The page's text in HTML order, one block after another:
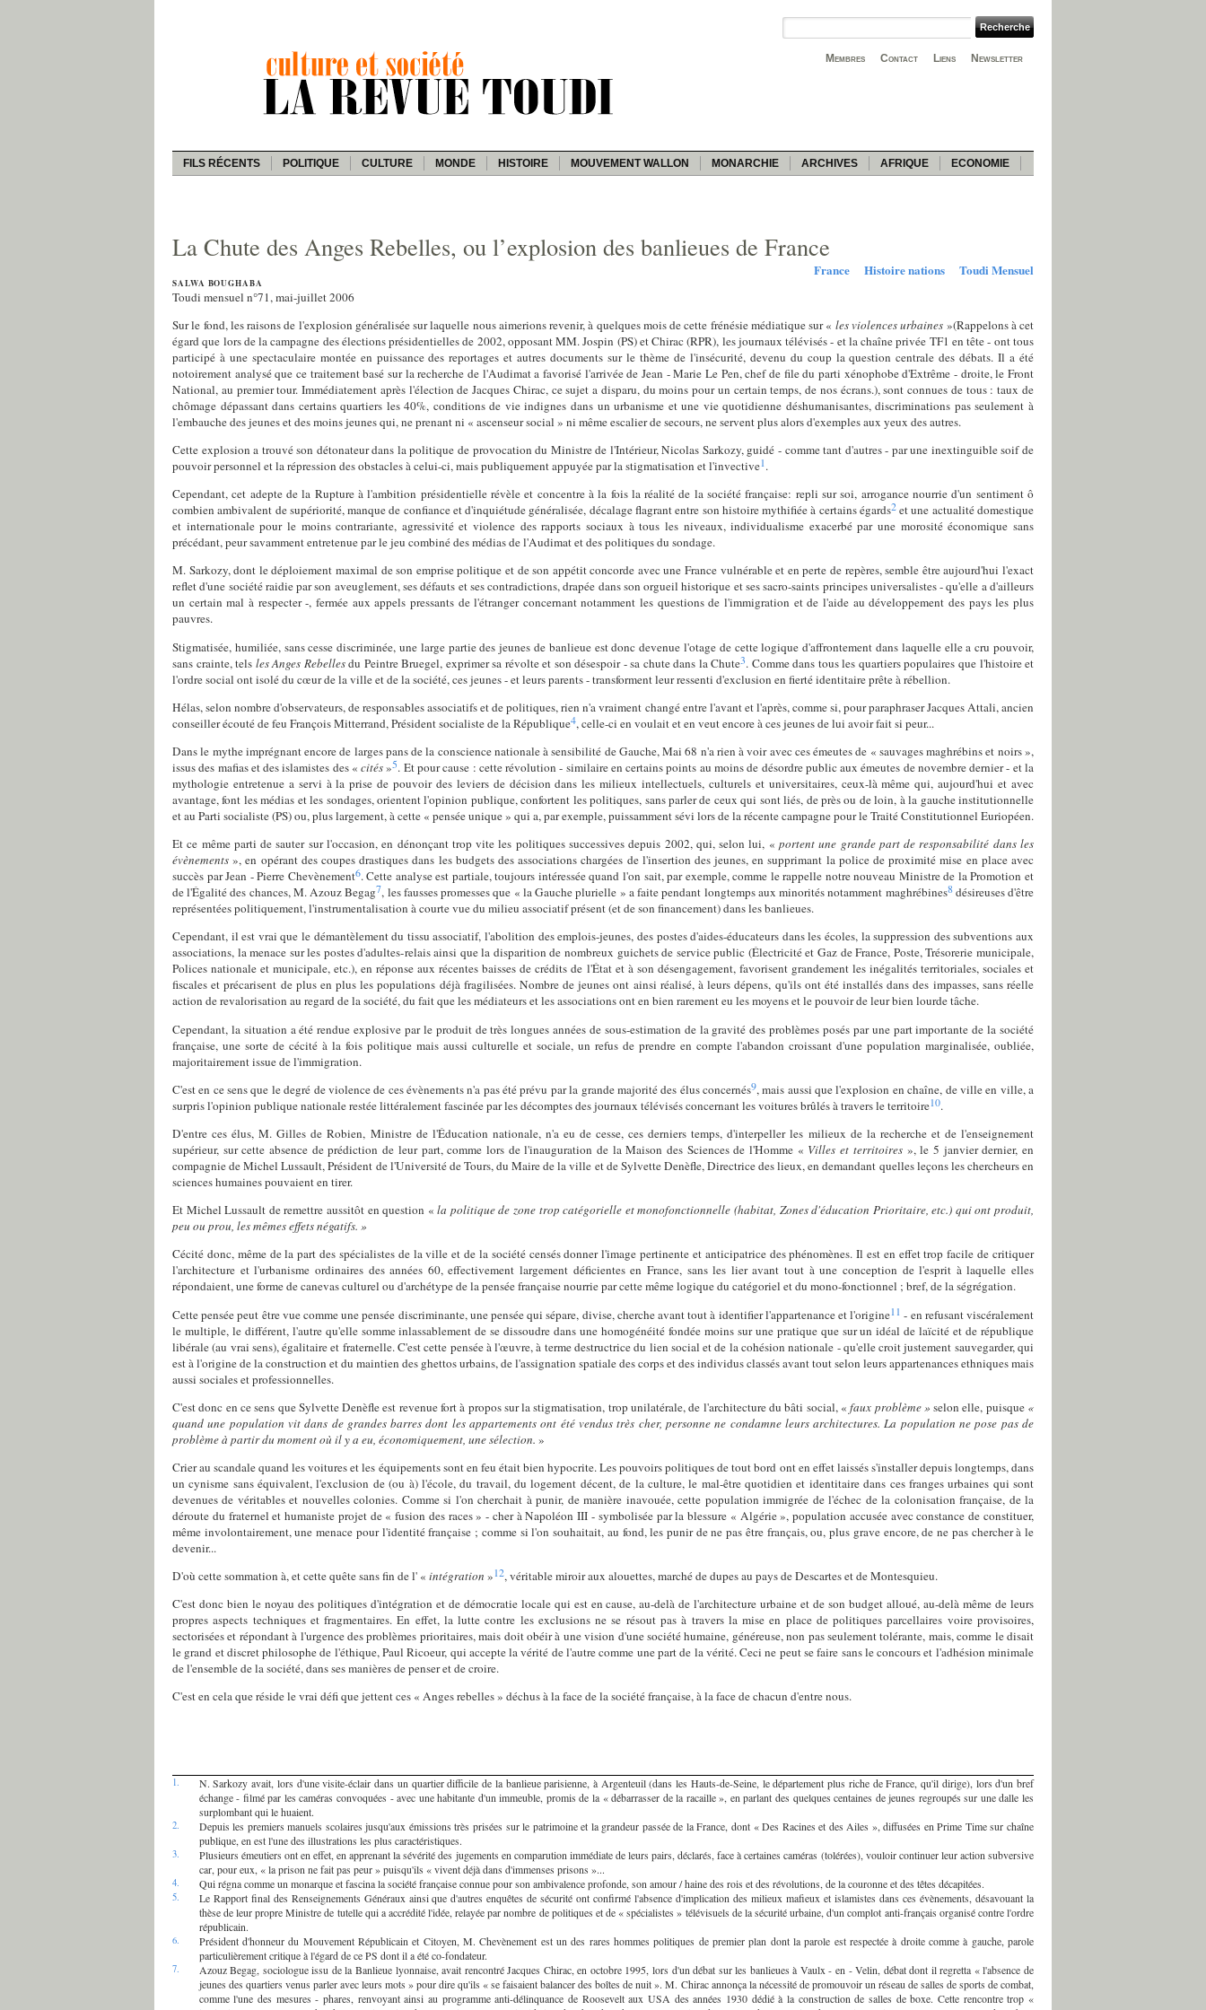
Newsletter
Liens
Contact
Membres
FILS RÉCENTS POLITIQUE CULTURE MONDE HISTOIRE MOUVEMENT WALLON MONARCHIE ARCHIVES AFRIQUE ECONOMIE
La Chute des Anges Rebelles, ou l’explosion des banlieues de France
France Histoire nations Toudi Mensuel
SALWA BOUGHABA
Toudi mensuel n°71, mai-juillet 2006
Sur le fond, les raisons de l'explosion généralisée sur laquelle nous aimerions revenir, à quelques mois de cette frénésie médiatique sur « les violences urbaines »(Rappelons à cet
égard que lors de la campagne des élections présidentielles de 2002, opposant MM. Jospin (PS) et Chirac (RPR), les journaux télévisés - et la chaîne privée TF1 en tête - ont tous
participé à une spectaculaire montée en puissance des reportages et autres documents sur le thème de l'insécurité, devenu du coup la question centrale des débats. Il a été
notoirement analysé que ce traitement basé sur la recherche de l'Audimat a favorisé l'arrivée de Jean - Marie Le Pen, chef de file du parti xénophobe d'Extrême - droite, le Front
National, au premier tour. Immédiatement après l'élection de Jacques Chirac, ce sujet a disparu, du moins pour un certain temps, de nos écrans.), sont connues de tous : taux de
chômage dépassant dans certains quartiers les 40%, conditions de vie indignes dans un urbanisme et une vie quotidienne déshumanisantes, discriminations pas seulement à
l'embauche des jeunes et des moins jeunes qui, ne prenant ni « ascenseur social » ni même escalier de secours, ne servent plus alors d'exemples aux yeux des autres.
Cette explosion a trouvé son détonateur dans la politique de provocation du Ministre de l'Intérieur, Nicolas Sarkozy, guidé - comme tant d'autres - par une inextinguible soif de
pouvoir personnel et la répression des obstacles à celui-ci, mais publiquement appuyée par la stigmatisation et l'invective1.
Cependant, cet adepte de la Rupture à l'ambition présidentielle révèle et concentre à la fois la réalité de la société française: repli sur soi, arrogance nourrie d'un sentiment ô
combien ambivalent de supériorité, manque de confiance et d'inquiétude généralisée, décalage flagrant entre son histoire mythifiée à certains égards2et une actualité domestique
et internationale pour le moins contrariante, agressivité et violence des rapports sociaux à tous les niveaux, individualisme exacerbé par une morosité économique sans
précédant, peur savamment entretenue par le jeu combiné des médias de l'Audimat et des politiques du sondage.
M. Sarkozy, dont le déploiement maximal de son emprise politique et de son appétit concorde avec une France vulnérable et en perte de repères, semble être aujourd'hui l'exact
reflet d'une société raidie par son aveuglement, ses défauts et ses contradictions, drapée dans son orgueil historique et ses sacro-saints principes universalistes - qu'elle a d'ailleurs
un certain mal à respecter -, fermée aux appels pressants de l'étranger concernant notamment les questions de l'immigration et de l'aide au développement des pays les plus
pauvres.
Stigmatisée, humiliée, sans cesse discriminée, une large partie des jeunes de banlieue est donc devenue l'otage de cette logique d'affrontement dans laquelle elle a cru pouvoir,
sans crainte, tels les Anges Rebellesdu Peintre Bruegel, exprimer sa révolte et son désespoir - sa chute dans la Chute3. Comme dans tous les quartiers populaires que l'histoire et
l'ordre social ont isolé du cœur de la ville et de la société, ces jeunes - et leurs parents - transforment leur ressenti d'exclusion en fierté identitaire prête à rébellion.
Hélas, selon nombre d'observateurs, de responsables associatifs et de politiques, rien n'a vraiment changé entre l'avant et l'après, comme si, pour paraphraser Jacques Attali, ancien
conseiller écouté de feu François Mitterrand, Président socialiste de la République4, celle-ci en voulait et en veut encore à ces jeunes de lui avoir fait si peur...
Dans le mythe imprégnant encore de larges pans de la conscience nationale à sensibilité de Gauche, Mai 68 n'a rien à voir avec ces émeutes de « sauvages maghrébins et noirs »,
issus des mafias et des islamistes des «cités»5. Et pour cause : cette révolution - similaire en certains points au moins de désordre public aux émeutes de novembre dernier - et la
mythologie entretenue a servi à la prise de pouvoir des leviers de décision dans les milieux intellectuels, culturels et universitaires, ceux-là même qui, aujourd'hui et avec
avantage, font les médias et les sondages, orientent l'opinion publique, confortent les politiques, sans parler de ceux qui sont liés, de près ou de loin, à la gauche institutionnelle
et au Parti socialiste (PS) ou, plus largement, à cette « pensée unique » qui a, par exemple, puissamment sévi lors de la récente campagne pour le Traité Constitutionnel Euriopéen.
Et ce même parti de sauter sur l'occasion, en dénonçant trop vite les politiques successives depuis 2002, qui, selon lui, « portent une grande part de responsabilité dans les
évènements », en opérant des coupes drastiques dans les budgets des associations chargées de l'insertion des jeunes, en supprimant la police de proximité mise en place avec
succès par Jean - Pierre Chevènement6. Cette analyse est partiale, toujours intéressée quand l'on sait, par exemple, comme le rappelle notre nouveau Ministre de la Promotion et
de l'Égalité des chances, M. Azouz Begag7, les fausses promesses que « la Gauche plurielle » a faite pendant longtemps aux minorités notamment maghrébines8désireuses d'être
représentées politiquement, l'instrumentalisation à courte vue du milieu associatif présent (et de son financement) dans les banlieues.
Cependant, il est vrai que le démantèlement du tissu associatif, l'abolition des emplois-jeunes, des postes d'aides-éducateurs dans les écoles, la suppression des subventions aux
associations, la menace sur les postes d'adultes-relais ainsi que la disparition de nombreux guichets de service public (Électricité et Gaz de France, Poste, Trésorerie municipale,
Polices nationale et municipale, etc.), en réponse aux récentes baisses de crédits de l'État et à son désengagement, favorisent grandement les inégalités territoriales, sociales et
fiscales et précarisent de plus en plus les populations déjà fragilisées. Nombre de jeunes ont ainsi réalisé, à leurs dépens, qu'ils ont été installés dans des impasses, sans réelle
action de revalorisation au regard de la société, du fait que les médiateurs et les associations ont en bien rarement eu les moyens et le pouvoir de leur bien lourde tâche.
Cependant, la situation a été rendue explosive par le produit de très longues années de sous-estimation de la gravité des problèmes posés par une part importante de la société
française, une sorte de cécité à la fois politique mais aussi culturelle et sociale, un refus de prendre en compte l'abandon croissant d'une population marginalisée, oubliée,
majoritairement issue de l'immigration.
C'est en ce sens que le degré de violence de ces évènements n'a pas été prévu par la grande majorité des élus concernés9, mais aussi que l'explosion en chaîne, de ville en ville, a
surpris l'opinion publique nationale restée littéralement fascinée par les décomptes des journaux télévisés concernant les voitures brûlés à travers le territoire10.
D'entre ces élus, M. Gilles de Robien, Ministre de l'Éducation nationale, n'a eu de cesse, ces derniers temps, d'interpeller les milieux de la recherche et de l'enseignement
supérieur, sur cette absence de prédiction de leur part, comme lors de l'inauguration de la Maison des Sciences de l'Homme « Villes et territoires», le 5 janvier dernier, en
compagnie de Michel Lussault, Président de l'Université de Tours, du Maire de la ville et de Sylvette Denèfle, Directrice des lieux, en demandant quelles leçons les chercheurs en
sciences humaines pouvaient en tirer.
Et Michel Lussault de remettre aussitôt en question «la politique de zone trop catégorielle et monofonctionnelle (habitat, Zones d'éducation Prioritaire, etc.) qui ont produit,
peu ou prou, les mêmes effets négatifs. »
Cécité donc, même de la part des spécialistes de la ville et de la société censés donner l'image pertinente et anticipatrice des phénomènes. Il est en effet trop facile de critiquer
l'architecture et l'urbanisme ordinaires des années 60, effectivement largement déficientes en France, sans les lier avant tout à une conception de l'esprit à laquelle elles
répondaient, une forme de canevas culturel ou d'archétype de la pensée française nourrie par cette même logique du catégoriel et du mono-fonctionnel ; bref, de la ségrégation.
Cette pensée peut être vue comme une pensée discriminante, une pensée qui sépare, divise, cherche avant tout à identifier l'appartenance et l'origine11 - en refusant viscéralement
le multiple, le différent, l'autre qu'elle somme inlassablement de se dissoudre dans une homogénéité fondée moins sur une pratique que sur un idéal de laïcité et de république
libérale (au vrai sens), égalitaire et fraternelle. C'est cette pensée à l'œuvre, à terme destructrice du lien social et de la cohésion nationale - qu'elle croit justement sauvegarder, qui
est à l'origine de la construction et du maintien des ghettos urbains, de l'assignation spatiale des corps et des individus classés avant tout selon leurs appartenances ethniques mais
aussi sociales et professionnelles.
C'est donc en ce sens que Sylvette Denèfle est revenue fort à propos sur la stigmatisation, trop unilatérale, de l'architecture du bâti social, «faux problème »selon elle, puisque«
quand une population vit dans de grandes barres dont les appartements ont été vendus très cher, personne ne condamne leurs architectures. La population ne pose pas de
problème à partir du moment où il y a eu, économiquement, une sélection. »
Crier au scandale quand les voitures et les équipements sont en feu était bien hypocrite. Les pouvoirs politiques de tout bord ont en effet laissés s'installer depuis longtemps, dans
un cynisme sans équivalent, l'exclusion de (ou à) l'école, du travail, du logement décent, de la culture, le mal-être quotidien et identitaire dans ces franges urbaines qui sont
devenues de véritables et nouvelles colonies. Comme si l'on cherchait à punir, de manière inavouée, cette population immigrée de l'échec de la colonisation française, de la
déroute du fraternel et humaniste projet de « fusion des races » - cher à Napoléon III - symbolisée par la blessure « Algérie », population accusée avec constance de constituer,
même involontairement, une menace pour l'identité française ; comme si l'on souhaitait, au fond, les punir de ne pas être français, ou, plus grave encore, de ne pas chercher à le
devenir...
D'où cette sommation à, et cette quête sans fin de l' « intégration »12, véritable miroir aux alouettes, marché de dupes au pays de Descartes et de Montesquieu.
C'est donc bien le noyau des politiques d'intégration et de démocratie locale qui est en cause, au-delà de l'architecture urbaine et de son budget alloué, au-delà même de leurs
propres aspects techniques et fragmentaires. En effet, la lutte contre les exclusions ne se résout pas à travers la mise en place de politiques parcellaires voire provisoires,
sectorisées et répondant à l'urgence des problèmes prioritaires, mais doit obéir à une vision d'une société humaine, généreuse, non pas seulement tolérante, mais, comme le disait
le grand et discret philosophe de l'éthique, Paul Ricoeur, qui accepte la vérité de l'autre comme une part de la vérité. Ceci ne peut se faire sans le concours et l'adhésion minimale
de l'ensemble de la société, dans ses manières de penser et de croire.
C'est en cela que réside le vrai défi que jettent ces « Anges rebelles » déchus à la face de la société française, à la face de chacun d'entre nous.
1.
N. Sarkozy avait, lors d'une visite-éclair dans un quartier difficile de la banlieue parisienne, à Argenteuil (dans les Hauts-de-Seine, le département plus riche de France, qu'il dirige), lors d'un bref
échange - filmé par les caméras convoquées - avec une habitante d'un immeuble, promis de la « débarrasser de la racaille », en parlant des quelques centaines de jeunes regroupés sur une dalle les
surplombant qui le huaient.
2.
Depuis les premiers manuels scolaires jusqu'aux émissions très prisées sur le patrimoine et la grandeur passée de la France, dont « Des Racines et des Ailes », diffusées en Prime Time sur chaîne
publique, en est l'une des illustrations les plus caractéristiques.
3.
Plusieurs émeutiers ont en effet, en apprenant la sévérité des jugements en comparution immédiate de leurs pairs, déclarés, face à certaines caméras (tolérées), vouloir continuer leur action subversive
car, pour eux, « la prison ne fait pas peur » puisqu'ils « vivent déjà dans d'immenses prisons »...
4. Qui régna comme un monarque et fascina la société française connue pour son ambivalence profonde, son amour / haine des rois et des révolutions, de la couronne et des têtes décapitées.
5.
Le Rapport final des Renseignements Généraux ainsi que d'autres enquêtes de sécurité ont confirmé l'absence d'implication des milieux mafieux et islamistes dans ces évènements, désavouant la
thèse de leur propre Ministre de tutelle qui a accrédité l'idée, relayée par nombre de politiques et de « spécialistes » télévisuels de la sécurité urbaine, d'un complot anti-français organisé contre l'ordre
républicain.
6.
Président d'honneur du Mouvement Républicain et Citoyen, M. Chevènement est un des rares hommes politiques de premier plan dont la parole est respectée à droite comme à gauche, parole
particulièrement critique à l'égard de ce PS dont il a été co-fondateur.
7.
Azouz Begag, sociologue issu de la Banlieue lyonnaise, avait rencontré Jacques Chirac, en octobre 1995, lors d'un débat sur les banlieues à Vaulx - en - Velin, débat dont il regretta « l'absence de
jeunes des quartiers venus parler avec leurs mots » pour dire qu'ils « se faisaient balancer des boîtes de nuit ». M. Chirac annonça la nécessité de promouvoir un réseau de salles de sports de combat,
comme l'une des mesures - phares, renvoyant ainsi au programme anti-délinquance de Roosevelt aux USA des années 1930 dédié à la construction de salles de boxe. Cette rencontre trop «